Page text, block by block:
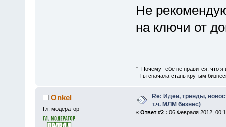
Не
на ключи от
"- Почему тебе не нравится, что я
- Ты сначала стань крутым
Onkel
Гл. модератор
Re: Идеи, тренды,
т.ч. МЛМ бизнес)
« Ответ #2 : 06 Февраля 2012,